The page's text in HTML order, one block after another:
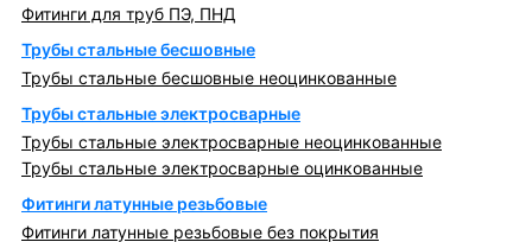
Фитинги для труб ПЭ, ПНД
Трубы стальные бесшовные
Трубы стальные бесшовные неоцинкованные
Трубы стальные электросварные
Трубы стальные электросварные неоцинкованные
Трубы стальные электросварные оцинкованные
Фитинги латунные резьбовые
Фитинги латунные резьбовые без покрытия